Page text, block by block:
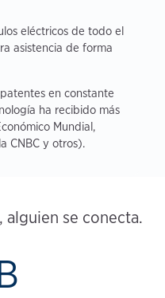
eléctricos de todo el
asistencia de forma
en constante
ha recibido más
Mundial,
CNBC y otros).
alguien se conecta.